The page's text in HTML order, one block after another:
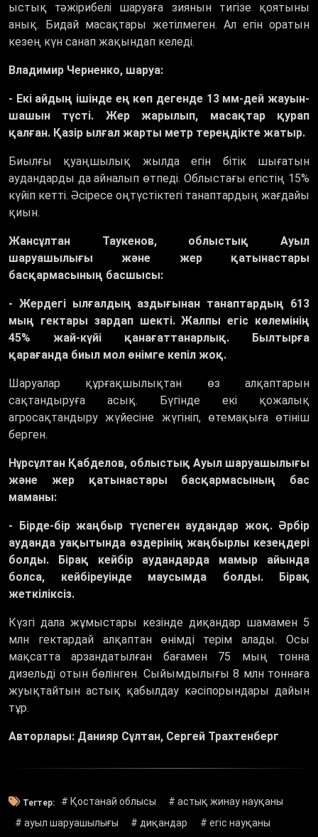
ыстық тәжірибелі шаруаға зиянын тигізе қоятыны
анық. Бидай масақтары жетілмеген. Ал егін оратын
кезең күн санап жақындап келеді.
Владимир Черненко, шаруа:
- Екі айдың ішінде ең көп дегенде 13 мм-дей жауын-
шашын түсті. Жер жарылып, масақтар қурап
қалған. Қазір ылғал жарты метр тереңдікте жатыр.
Биылғы қуаңшылық жылда егін бітік шығатын
аудандарды да айналып өтпеді. Облыстағы егістің 15%
күйіп кетті. Әсіресе оңтүстіктегі танаптардың жағдайы
қиын.
Жансұлтан Таукенов, облыстық Ауыл
шаруашылығы және жер қатынастары
басқармасының басшысы:
- Жердегі ылғалдың аздығынан танаптардың 613
мың гектары зардап шекті. Жалпы егіс көлемінің
45% жай-күйі қанағаттанарлық. Былтырға
қарағанда биыл мол өнімге кепіл жоқ.
Шаруалар құрғақшылықтан өз алқаптарын
сақтандыруға асық. Бүгінде екі қожалық
агросақтандыру жүйесіне жүгініп, өтемақыға өтініш
берген.
Нұрсұлтан Қабделов, облыстық Ауыл шаруашылығы
және жер қатынастары басқармасының бас
маманы:
- Бірде-бір жаңбыр түспеген аудандар жоқ. Әрбір
ауданда уақытында өздерінің жаңбырлы кезеңдері
болды. Бірақ кейбір аудандарда мамыр айында
болса, кейбіреуінде маусымда болды. Бірақ
жеткіліксіз.
Күзгі дала жұмыстары кезінде диқандар шамамен 5
млн гектардай алқаптан өнімді терім алады. Осы
мақсатта арзандатылған бағамен 75 мың тонна
дизельді отын бөлінген. Сыйымдылығы 8 млн тоннаға
жуықтайтын астық қабылдау кәсіпорындары дайын
тұр.
Авторлары: Данияр Сұлтан, Сергей Трахтенберг
Тегтер: # Қостанай облысы
# астық жинау науқаны
# ауыл шаруашылығы
# диқандар
# егіс науқаны